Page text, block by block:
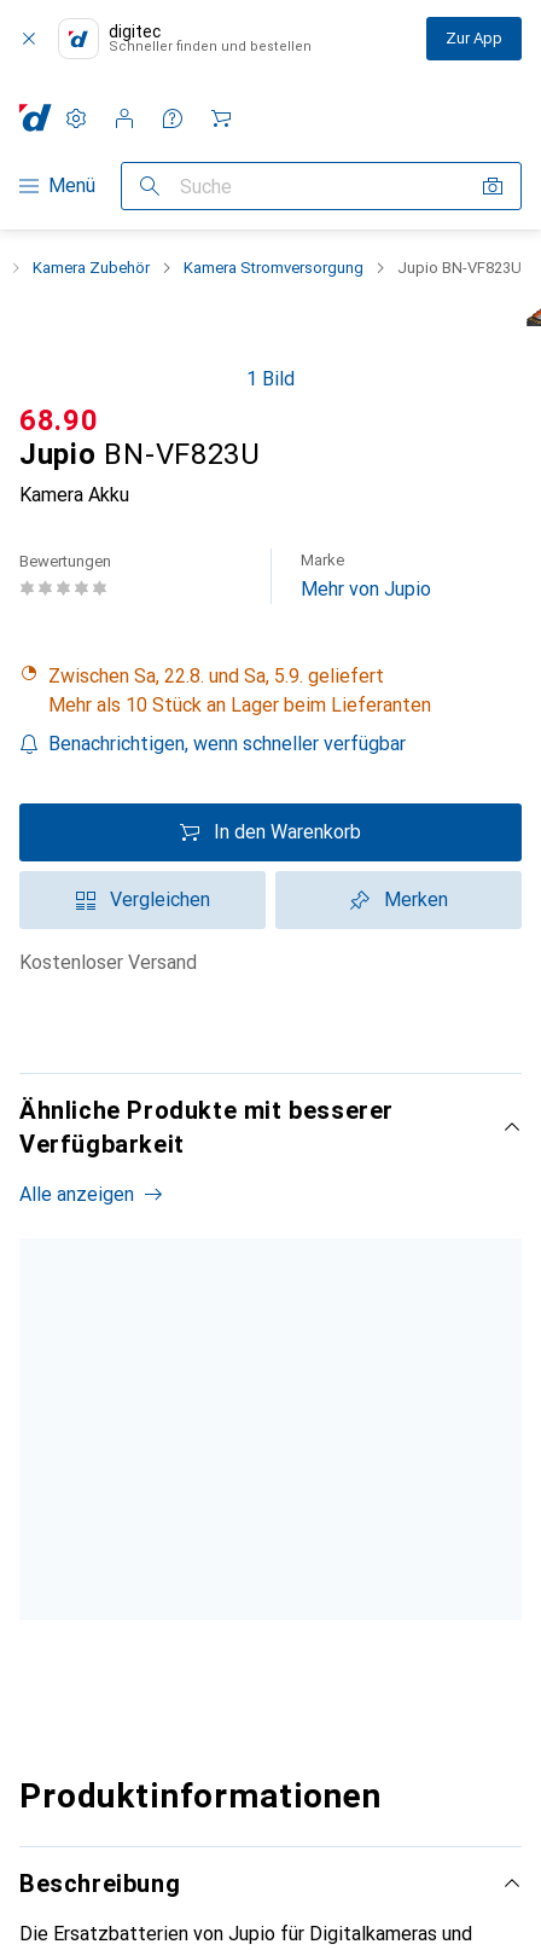
digitec
Schneller finden und bestellen Zur App
Navigation nach Kategorien
Menü Suche
Einstellungen
Kundenkonto
Vergleichslisten
Merklisten
Warenkorb
Kamera Zubehör Kamera Stromversorgung Jupio BN-VF823U
1 Bild
Jupio BN-VF823U
Kamera Akku
CHF
68.90
Bewertungen Marke
Mehr von Jupio
Zwischen Sa, 22.8. und Sa, 5.9. geliefert
Mehr als 10 Stück an Lager beim Lieferanten
Benachrichtigen, wenn schneller verfügbar
In den Warenkorb
Vergleichen Merken
kostenloser Versand
Ähnliche Produkte mit besserer
Verfügbarkeit
Alle anzeigen
Produktinformationen
Beschreibung
Die Ersatzbatterien von Jupio für Digitalkameras und